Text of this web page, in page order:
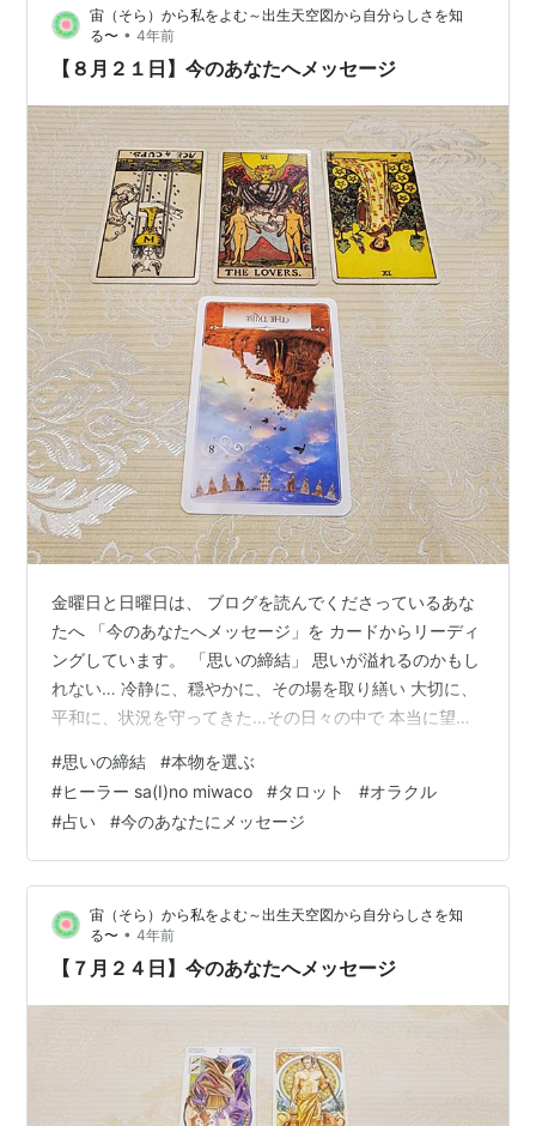
宙（そら）から私をよむ～出生天空図から自分らしさを知
る〜 • 4年前
【８月２１日】今のあなたへメッセージ
金曜日と日曜日は、 ブログを読んでくださっているあな
たへ 「今のあなたへメッセージ」を カードからリーディ
ングしています。 「思いの締結」 思いが溢れるのかもし
れない… 冷静に、穏やかに、その場を取り繕い 大切に、
平和に、状況を守ってきた…その日々の中で 本当に望む
結ぶのかもしれない 仕事だとするなら やりたい衝動に任
せ 新たな契約を結ぶのかもしれないし、 恋愛だとするな
ら ずっと夢を見て現実を見られなかったのなら 目の前の
現実に生きる人に気づき 新しい契約を結ぶのかもしれな
い… どちらにしても あなたは一人を卒業するのでしょう
一人を楽し…
#思いの締結 #本物を選ぶ
#ヒーラー sa(I)no miwaco #タロット #オラクル
#占い #今のあなたにメッセージ
宙（そら）から私をよむ～出生天空図から自分らしさを知
る〜 • 4年前
【７月２４日】今のあなたへメッセージ